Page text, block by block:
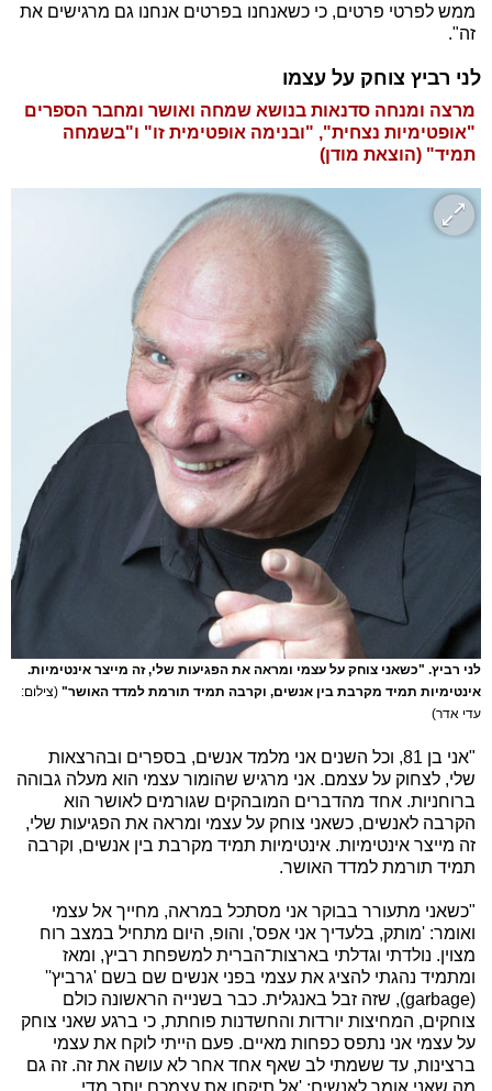
ממש לפרטי פרטים, כי כשאנחנו בפרטים אנחנו גם מרגישים את
זה".
לני רביץ צוחק על עצמו
מרצה ומנחה סדנאות בנושא שמחה ואושר ומחבר הספרים
"אופטימיות נצחית", "ובנימה אופטימית זו" ו"בשמחה
תמיד" (הוצאת מודן)
לני רביץ. "כשאני צוחק על עצמי ומראה את הפגיעות שלי, זה מייצר אינטימיות.
אינטימיות תמיד מקרבת בין אנשים, וקרבה תמיד תורמת למדד האושר" (צילום:
עדי אדר)
"אני בן 81, וכל השנים אני מלמד אנשים, בספרים ובהרצאות
שלי, לצחוק על עצמם. אני מרגיש שהומור עצמי הוא מעלה גבוהה
ברוחניות. אחד מהדברים המובהקים שגורמים לאושר הוא
הקרבה לאנשים, כשאני צוחק על עצמי ומראה את הפגיעות שלי,
זה מייצר אינטימיות. אינטימיות תמיד מקרבת בין אנשים, וקרבה
תמיד תורמת למדד האושר.
"כשאני מתעורר בבוקר אני מסתכל במראה, מחייך אל עצמי
ואומר: 'מותק, בלעדיך אני אפס', והופ, היום מתחיל במצב רוח
מצוין. נולדתי וגדלתי בארצות־הברית למשפחת רביץ, ומאז
ומתמיד נהגתי להציג את עצמי בפני אנשים שם בשם 'גרביץ''
(garbage), שזה זבל באנגלית. כבר בשנייה הראשונה כולם
צוחקים, המחיצות יורדות והחשדנות פוחתת, כי ברגע שאני צוחק
על עצמי אני נתפס כפחות מאיים. פעם הייתי לוקח את עצמי
ברצינות, עד ששמתי לב שאף אחד אחר לא עושה את זה. זה גם
מה שאני אומר לאנשים: 'אל תיקחו את עצמכם יותר מדי